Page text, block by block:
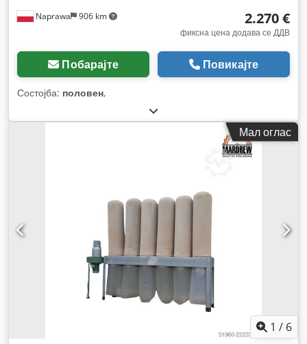
Naprawa 906 km 2.270 €
фиксна цена додава се ДДВ
Побарајте Повикајте
Состојба: половен,
Мал оглас
1 / 6